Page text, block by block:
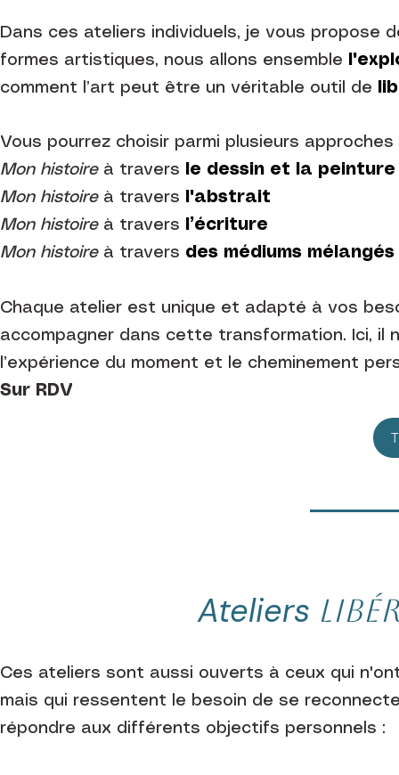
Dans ces ateliers individuels, je vous
formes artistiques, nous allons ensemble
comment l’art peut être un véritable outil de
Vous pourrez choisir parmi plusieurs
Mon histoireà travers
le dessin et la peinture
Mon histoireà travers
l'abstrait
Mon histoireà travers
l’écriture
Mon histoireà travers des médiums mélangés
Chaque atelier est unique et adapté à vos
accompagner dans cette transformation. Ici, il
l’expérience du moment et le cheminement
Sur RDV
Ateliers
Ces ateliers sont aussi ouverts à ceux qui
mais qui ressentent le besoin de se
répondre aux différents objectifs personnels :